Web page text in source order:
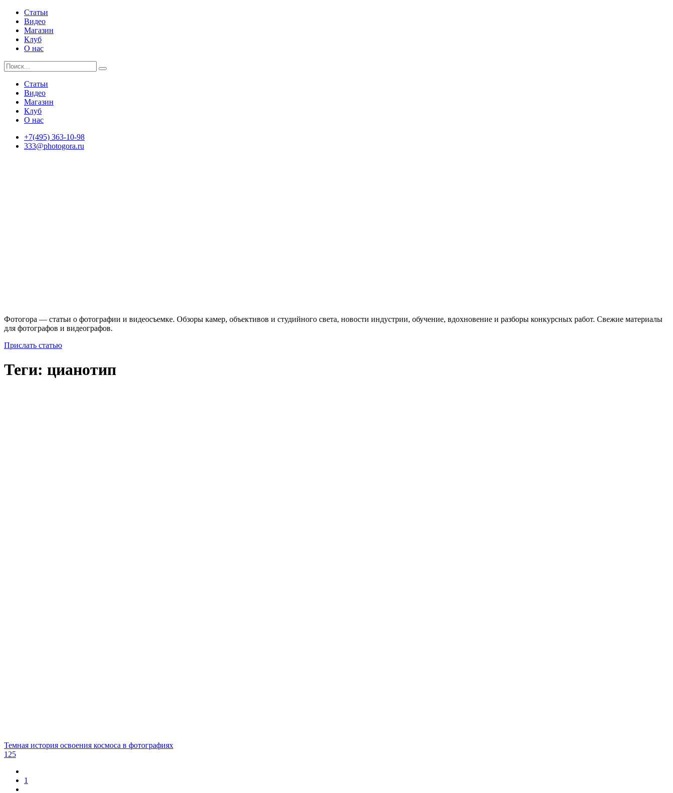
Статьи
Видео
Магазин
Клуб
О нас
Статьи
Видео
Магазин
Клуб
О нас
+7(495) 363-10-98
333@photogora.ru
Фотогора — статьи о фотографии и видеосъемке. Обзоры камер, объективов и студийного света, новости индустрии, обучение, вдохновение и разборы конкурсных работ. Свежие материалы
для фотографов и видеографов.
Прислать статью
Теги: цианотип
Темная история освоения космоса в фотографиях
125
1